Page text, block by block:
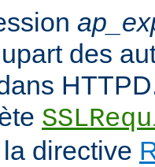
des
directive